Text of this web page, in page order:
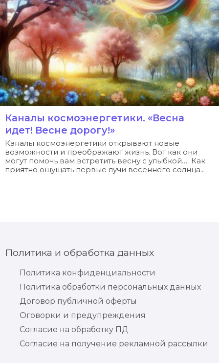
Каналы космоэнергетики. «Весна
идет! Весне дорогу!»
Каналы космоэнергетики открывают новые
возможности и преображают жизнь. Вот как они
могут помочь вам встретить весну с улыбкой… Как
приятно ощущать первые лучи весеннего солнца...
Политика и обработка данных
Политика конфиденциальности
Политика обработки персональных данных
Договор публичной оферты
Оговорки и предупреждения
Согласие на обработку ПД
Согласие на получение рекламной рассылки